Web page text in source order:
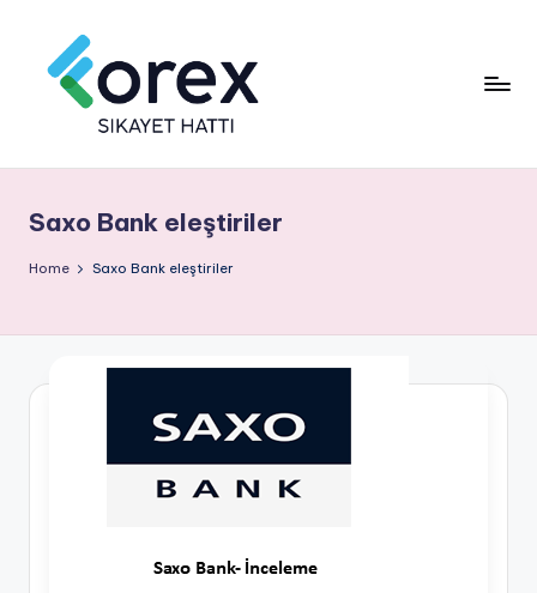
Saxo Bank eleştiriler
Home Saxo Bank eleştiriler